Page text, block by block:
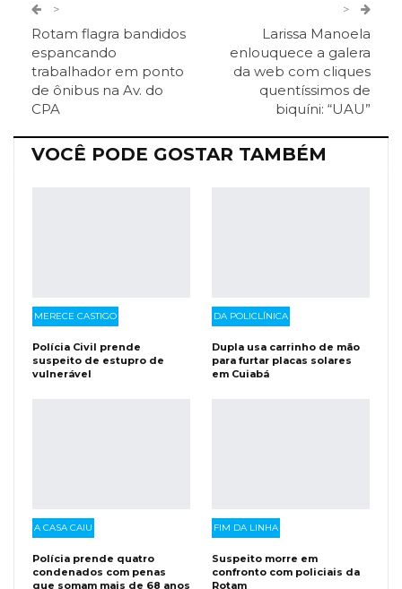
Facebook Messenger O email
>
Rotam flagra bandidos
espancando
trabalhador em ponto
de ônibus na Av. do
CPA
>
Larissa Manoela
enlouquece a galera
da web com cliques
quentíssimos de
biquíni: “UAU”
VOCÊ PODE GOSTAR TAMBÉM
MERECE CASTIGO
Polícia Civil prende
suspeito de estupro de
vulnerável
DA POLICLÍNICA
Dupla usa carrinho de mão
para furtar placas solares
em Cuiabá
A CASA CAIU
Polícia prende quatro
condenados com penas
que somam mais de 68 anos
FIM DA LINHA
Suspeito morre em
confronto com policiais da
Rotam